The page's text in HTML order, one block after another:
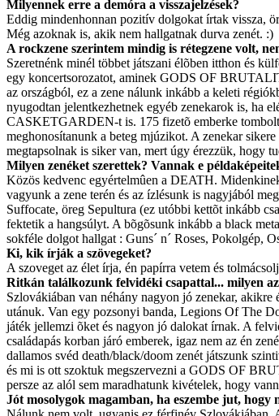
Milyennek erre a demóra a visszajelzések?
Eddig mindenhonnan pozitív dolgokat írtak vissza,
Még azoknak is, akik nem hallgatnak durva zenét. :)
A rockzene szerintem mindig is rétegzene volt,
Szeretnénk minél többet játszani élõben itthon és
egy koncertsorozatot, aminek GODS OF
az országból, ez a zene nálunk inkább a keleti
nyugodtan jelentkezhetnek egyéb zenekarok is, ha
CASKETGARDEN-t is. 175 fizetõ emberke tombolt,
meghonosítanunk a beteg mjúzikot. A zenekar
megtapsolnak is siker van, mert úgy érezzük, hogy
Milyen zenéket szerettek? Vannak e
Közös kedvenc egyértelmûen a DEATH.
vagyunk a zene terén és az ízlésunk is nagyjából
Suffocate, öreg Sepultura (ez utóbbi kettõt inkább
fektetik a hangsúlyt. A bõgõsunk inkább a black
sokféle dolgot hallgat : Guns´ n´ Roses, Pokolgép,
Ki, kik írják a szövegeket?
A szoveget az élet írja, én papírra vetem és
Ritkán találkozunk felvidéki csapattal... milyen
Szlovákiában van néhány nagyon jó zenekar,
utánuk. Van egy pozsonyi banda, Legions Of The
játék jellemzi õket és nagyon jó dalokat írnak. A
családapás korban járó emberek, igaz nem az én
dallamos svéd death/black/doom zenét játszunk
és mi is ott szoktuk megszervezni a GODS OF
persze az alól sem maradhatunk kivételek, hogy
Jót mosolygok magamban, ha eszembe jut,